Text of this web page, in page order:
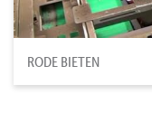
RODE BIETEN